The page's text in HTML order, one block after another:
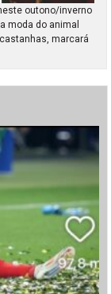
outono/inverno
moda do animal
marcará